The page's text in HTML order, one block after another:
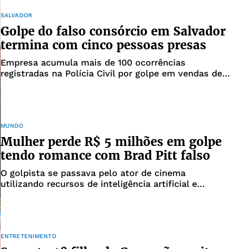
SALVADOR
Golpe do falso consórcio em Salvador
termina com cinco pessoas presas
Empresa acumula mais de 100 ocorrências
registradas na Polícia Civil por golpe em vendas de
MUNDO
Mulher perde R$ 5 milhões em golpe
tendo romance com Brad Pitt falso
O golpista se passava pelo ator de cinema
utilizando recursos de inteligência artificial e
ENTRETENIMENTO